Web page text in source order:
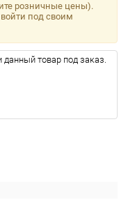
розничные цены).
под своим
товар под заказ.